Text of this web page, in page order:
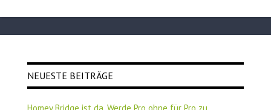
NEUESTE BEITRÄGE
Homey Bridge ist da. Werde Pro ohne für Pro zu